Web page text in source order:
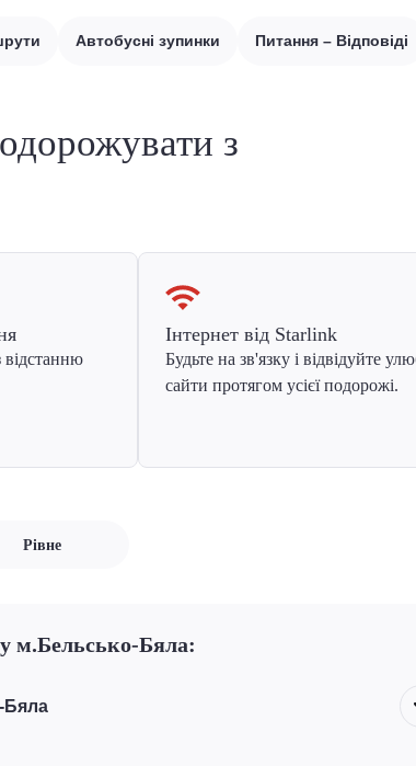
Автобусні зупинки Питання – Відповіді
з
Інтернет від Starlink
Будьте на зв'язку і відвідуйте
сайти протягом усієї подорожі.
Рівне
м.Бельсько-Бяла:
Бяла